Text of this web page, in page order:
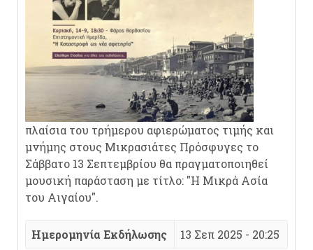
πλαίσια του τρήμερου αφιερώματος τιμής και
μνήμης στους Μικρασιάτες Πρόσφυγες το
Σάββατο 13 Σεπτεμβρίου θα πραγματοποιηθεί
μουσική παράσταση με τίτλο: "Η Μικρά Ασία
του Αιγαίου".
Ημερομηνία Εκδήλωσης 13 Σεπ 2025 - 20:25